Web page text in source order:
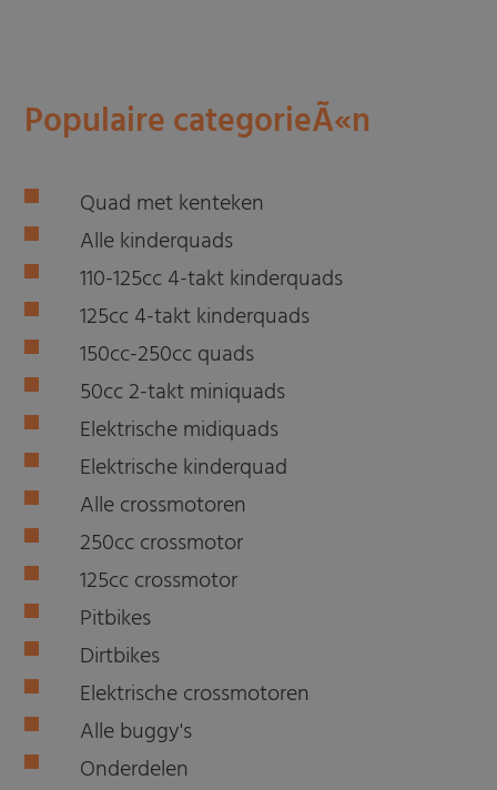
Populaire categorieÃ«n
Quad met kenteken
Alle kinderquads
110-125cc 4-takt kinderquads
125cc 4-takt kinderquads
150cc-250cc quads
50cc 2-takt miniquads
Elektrische midiquads
Elektrische kinderquad
Alle crossmotoren
250cc crossmotor
125cc crossmotor
Pitbikes
Dirtbikes
Elektrische crossmotoren
Alle buggy's
Onderdelen